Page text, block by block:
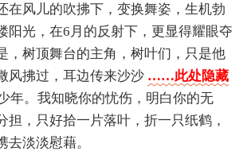
在风儿的吹拂下，变换舞姿，生机勃
阳光，在6月的反射下，更显得耀眼夺
，树顶舞台的主角，树叶们，只是他
风拂过，耳边传来沙沙 ……此处隐藏
年。我知晓你的忧伤，明白你的无
担，只好拾一片落叶，折一只纸鹤，
去淡淡慰藉。